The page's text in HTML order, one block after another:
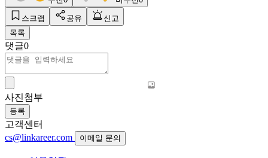
스크랩 공유
신고
목록
댓글0
사진첨부
등록
고객센터
cs@linkareer.com
이메일 문의